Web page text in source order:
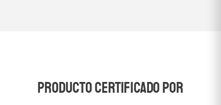
producto certificado por